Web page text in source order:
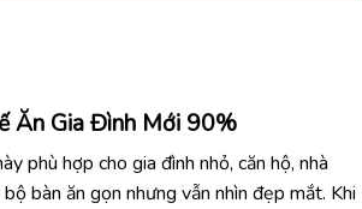
Ăn Gia Đình Mới 90%
phù hợp cho gia đình nhỏ, căn hộ, nhà
bàn ăn gọn nhưng vẫn nhìn đẹp mắt. Khi